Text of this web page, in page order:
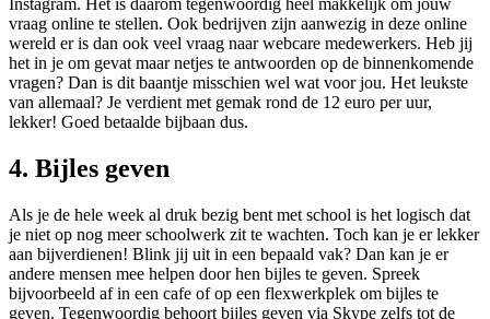
Instagram. Het is daarom tegenwoordig heel makkelijk om jouw
vraag online te stellen. Ook bedrijven zijn aanwezig in deze online
wereld er is dan ook veel vraag naar webcare medewerkers. Heb jij
het in je om gevat maar netjes te antwoorden op de binnenkomende
vragen? Dan is dit baantje misschien wel wat voor jou. Het leukste
van allemaal? Je verdient met gemak rond de 12 euro per uur,
lekker! Goed betaalde bijbaan dus.
4. Bijles geven
Als je de hele week al druk bezig bent met school is het logisch dat
je niet op nog meer schoolwerk zit te wachten. Toch kan je er lekker
aan bijverdienen! Blink jij uit in een bepaald vak? Dan kan je er
andere mensen mee helpen door hen bijles te geven. Spreek
bijvoorbeeld af in een cafe of op een flexwerkplek om bijles te
geven. Tegenwoordig behoort bijles geven via Skype zelfs tot de